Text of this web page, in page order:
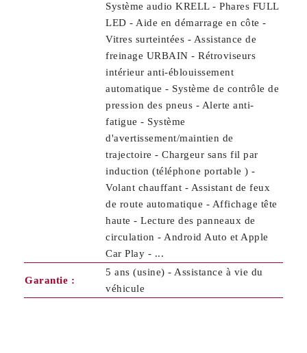
Système audio KRELL - Phares FULL
LED - Aide en démarrage en côte -
Vitres surteintées - Assistance de
freinage URBAIN - Rétroviseurs
intérieur anti-éblouissement
automatique - Système de contrôle de
pression des pneus - Alerte anti-
fatigue - Système
d'avertissement/maintien de
trajectoire - Chargeur sans fil par
induction (téléphone portable ) -
Volant chauffant - Assistant de feux
de route automatique - Affichage tête
haute - Lecture des panneaux de
circulation - Android Auto et Apple
Car Play - ...
Garantie :
5 ans (usine) - Assistance à vie du
véhicule